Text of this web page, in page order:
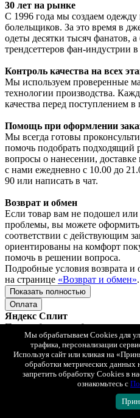
30 лет на рынке
С 1996 года мы создаем одежду
болельщиков. За это время в
одеты десятки тысяч фанатов,
трендсеттеров фан-индустрии
Контроль качества на всех
Мы используем проверенные
технологии производства.
качества перед поступлением в
Помощь при оформлении
Мы всегда готовы
помочь подобрать подходящий
вопросы о нанесении,
с нами ежедневно с 10.00 до
90 или написать в чат.
Возврат и обмен
Если товар вам не подошел
проблемы, вы можете оформить
соответствии с действующим
ориентированы на комфорт
помочь в решении вопроса.
Подробные условия возврата
на странице «Возврат и обмен».
Показать полностью
Оплата
Яндекс Сплит
При любом способе доставке
Яндекс Сплит.
Так же просто, как платить
списывается не сразу, а
Сплит — сервис рассрочки,
4 части. В момент покупки
суммы, дальше — 3 платежа раз
Без комиссии, оплачиваете
Мы обрабатываем Cookies для
трафика, персонализации
Используя сайт или кликая на
обработки метрических
запретить обработку Cookies в
ознакомьтесь с